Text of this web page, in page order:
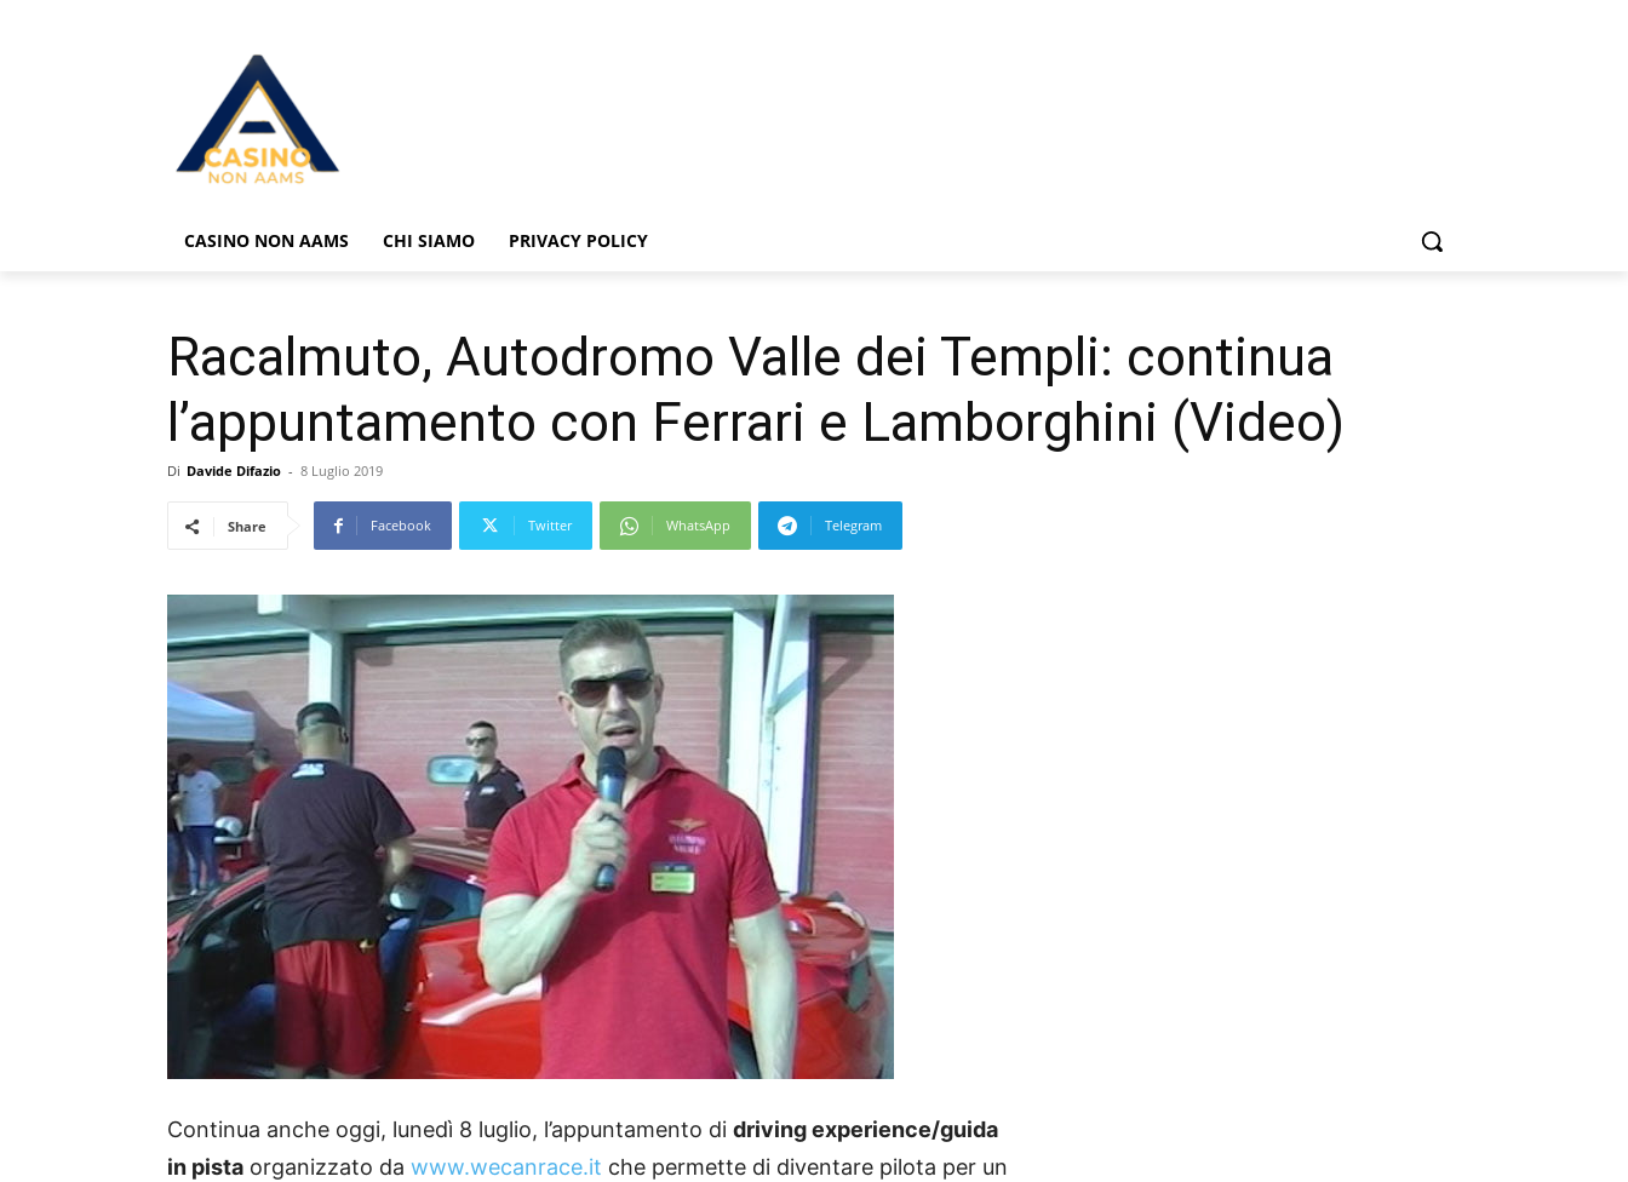
CASINO NON AAMS CHI SIAMO PRIVACY POLICY
Racalmuto, Autodromo Valle dei Templi: continua
l’appuntamento con Ferrari e Lamborghini (Video)
Di Davide Difazio - 8 Luglio 2019
Share Facebook Twitter WhatsApp Telegram
Continua anche oggi, lunedì 8 luglio, l’appuntamento di driving experience/guida
in pista organizzato da www.wecanrace.it che permette di diventare pilota per un